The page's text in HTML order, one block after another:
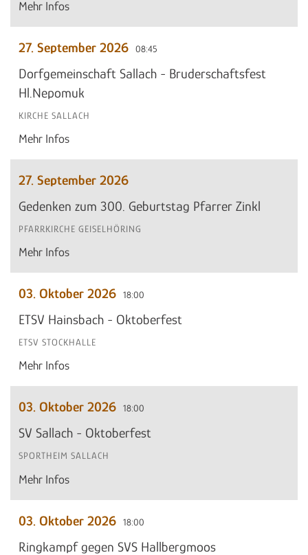
Mehr Infos
27. September 2026 08:45
Dorfgemeinschaft Sallach - Bruderschaftsfest
Hl.Nepomuk
KIRCHE SALLACH
Mehr Infos
27. September 2026
Gedenken zum 300. Geburtstag Pfarrer Zinkl
PFARRKIRCHE GEISELHÖRING
Mehr Infos
03. Oktober 2026 18:00
ETSV Hainsbach - Oktoberfest
ETSV STOCKHALLE
Mehr Infos
03. Oktober 2026 18:00
SV Sallach - Oktoberfest
SPORTHEIM SALLACH
Mehr Infos
03. Oktober 2026 18:00
Ringkampf gegen SVS Hallbergmoos